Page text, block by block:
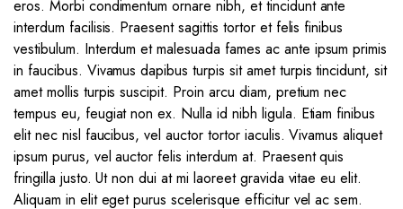
eros. Morbi condimentum ornare nibh, et tincidunt ante
interdum facilisis. Praesent sagittis tortor et felis finibus
vestibulum. Interdum et malesuada fames ac ante ipsum primis
in faucibus. Vivamus dapibus turpis sit amet turpis tincidunt, sit
amet mollis turpis suscipit. Proin arcu diam, pretium nec
tempus eu, feugiat non ex. Nulla id nibh ligula. Etiam finibus
elit nec nisl faucibus, vel auctor tortor iaculis. Vivamus aliquet
ipsum purus, vel auctor felis interdum at. Praesent quis
fringilla justo. Ut non dui at mi laoreet gravida vitae eu elit.
Aliquam in elit eget purus scelerisque efficitur vel ac sem.